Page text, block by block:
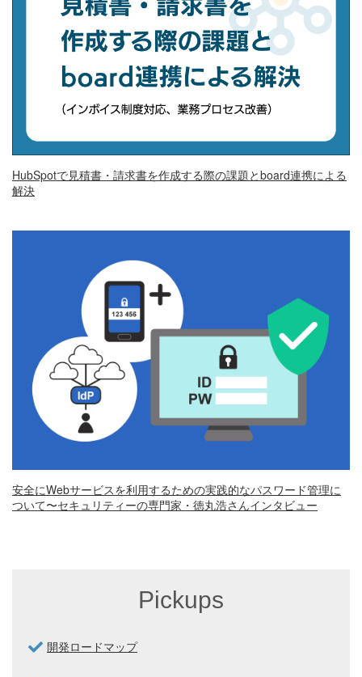
HubSpotで見積書・請求書を作成する際の課題とboard連携による
解決
安全にWebサービスを利用するための実践的なパスワード管理に
ついて〜セキュリティーの専門家・徳丸浩さんインタビュー
Pickups
開発ロードマップ